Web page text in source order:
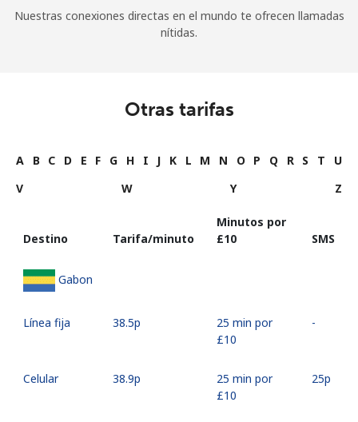
Nuestras conexiones directas en el mundo te ofrecen llamadas
nítidas.
Otras tarifas
A B C D E F G H I J K L M N O P Q R S T
U
V
W Y Z
Destino Tarifa/minuto
Minutos por
⁦£10⁩
SMS
Gabon
Línea fija ⁦38.5p⁩
25 min por
⁦£10⁩
-
Celular ⁦38.9p⁩
25 min por
⁦£10⁩
⁦25p⁩